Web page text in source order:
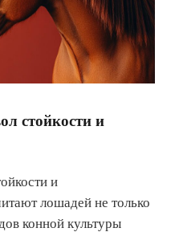
стойкости и
и
лошадей не только
конной культуры